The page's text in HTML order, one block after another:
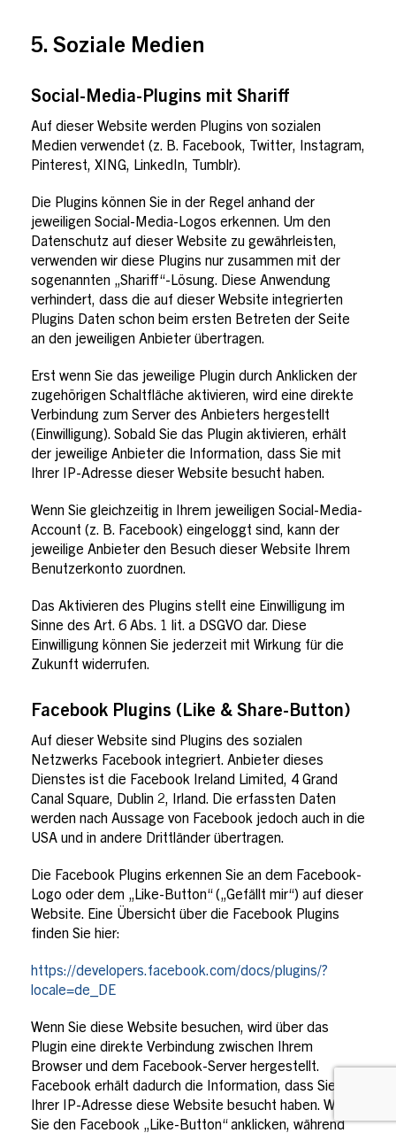
5. Soziale Medien
Social-Media-Plugins mit Shariff
Auf dieser Website werden Plugins von sozialen
Medien verwendet (z. B. Facebook, Twitter, Instagram,
Pinterest, XING, LinkedIn, Tumblr).
Die Plugins können Sie in der Regel anhand der
jeweiligen Social-Media-Logos erkennen. Um den
Datenschutz auf dieser Website zu gewährleisten,
verwenden wir diese Plugins nur zusammen mit der
sogenannten „Shariff“-Lösung. Diese Anwendung
verhindert, dass die auf dieser Website integrierten
Plugins Daten schon beim ersten Betreten der Seite
an den jeweiligen Anbieter übertragen.
Erst wenn Sie das jeweilige Plugin durch Anklicken der
zugehörigen Schaltfläche aktivieren, wird eine direkte
Verbindung zum Server des Anbieters hergestellt
(Einwilligung). Sobald Sie das Plugin aktivieren, erhält
der jeweilige Anbieter die Information, dass Sie mit
Ihrer IP-Adresse dieser Website besucht haben.
Wenn Sie gleichzeitig in Ihrem jeweiligen Social-Media-
Account (z. B. Facebook) eingeloggt sind, kann der
jeweilige Anbieter den Besuch dieser Website Ihrem
Benutzerkonto zuordnen.
Das Aktivieren des Plugins stellt eine Einwilligung im
Sinne des Art. 6 Abs. 1 lit. a DSGVO dar. Diese
Einwilligung können Sie jederzeit mit Wirkung für die
Zukunft widerrufen.
Facebook Plugins (Like & Share-Button)
Auf dieser Website sind Plugins des sozialen
Netzwerks Facebook integriert. Anbieter dieses
Dienstes ist die Facebook Ireland Limited, 4 Grand
Canal Square, Dublin 2, Irland. Die erfassten Daten
werden nach Aussage von Facebook jedoch auch in die
USA und in andere Drittländer übertragen.
Die Facebook Plugins erkennen Sie an dem Facebook-
Logo oder dem „Like-Button“ („Gefällt mir“) auf dieser
Website. Eine Übersicht über die Facebook Plugins
finden Sie hier:
https://developers.facebook.com/docs/plugins/?
locale=de_DE
Wenn Sie diese Website besuchen, wird über das
Plugin eine direkte Verbindung zwischen Ihrem
Browser und dem Facebook-Server hergestellt.
Facebook erhält dadurch die Information, dass Sie mit
Ihrer IP-Adresse diese Website besucht haben. Wenn
Sie den Facebook „Like-Button“ anklicken, während